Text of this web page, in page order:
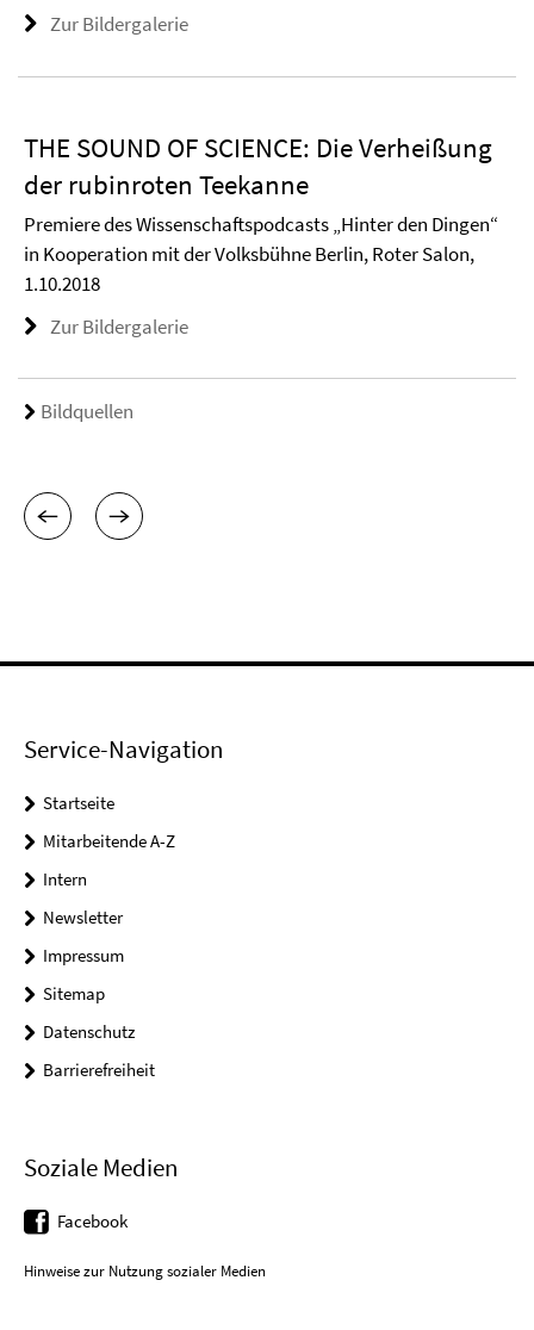
Zur Bildergalerie
THE SOUND OF SCIENCE: Die Verheißung
der rubinroten Teekanne
Premiere des Wissenschaftspodcasts „Hinter den Dingen“
in Kooperation mit der Volksbühne Berlin, Roter Salon,
1.10.2018
Zur Bildergalerie
Bildquellen
Service-Navigation
Startseite
Mitarbeitende A-Z
Intern
Newsletter
Impressum
Sitemap
Datenschutz
Barrierefreiheit
Soziale Medien
Facebook
Hinweise zur Nutzung sozialer Medien